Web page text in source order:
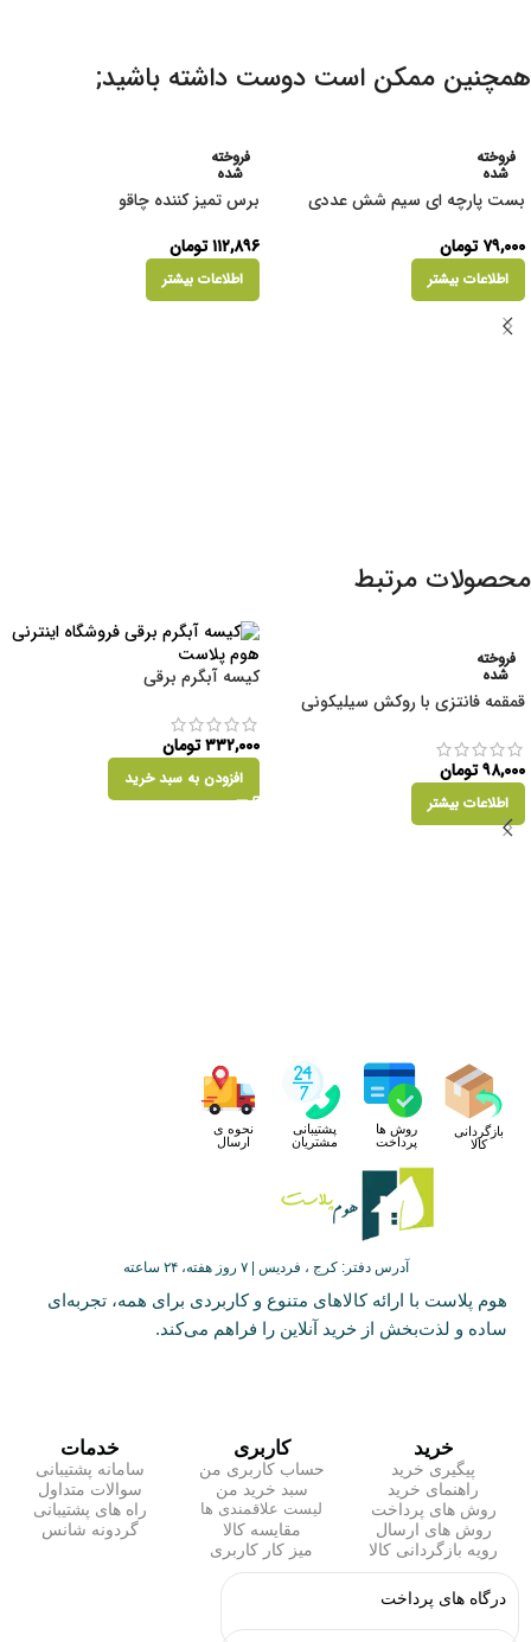
همچنین ممکن است دوست داشته باشید;
فروخته
شده
بست پارچه ای سیم شش عددی
۷۹,۰۰۰ تومان
اطلاعات بیشتر
فروخته
شده
برس تمیز کننده چاقو
۱۱۲,۸۹۶تومان
اطلاعات بیشتر
محصولات مرتبط
فروخته
شده
قمقمه فانتزی با روکش سیلیکونی
۹۸,۰۰۰تومان
اطلاعات بیشتر
کیسه آبگرم برقی
۳۳۲,۰۰۰تومان
افزودن به سبد خرید
بازگردانی
کالا
روش ها
پرداخت
پشتیبانی
مشتریان
نحوه ی
ارسال
آدرس دفتر: کرج ، فردیس | ۷ روز هفته، ۲۴ ساعته
هوم پلاست با ارائه کالاهای متنوع و کاربردی برای همه، تجربه‌ای
ساده و لذت‌بخش از خرید آنلاین را فراهم می‌کند.
خرید
پیگیری خرید
راهنمای خرید
روش های پرداخت
روش های ارسال
رویه بازگردانی کالا
کاربری
حساب کاربری من
سبد خرید من
لیست علاقمندی ها
مقایسه کالا
میز کار کاربری
خدمات
سامانه پشتیبانی
سوالات متداول
راه های پشتیبانی
گردونه شانس
درگاه های پرداخت